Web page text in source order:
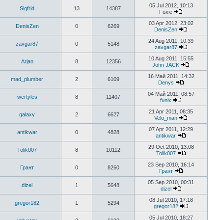
Sigfrid 13 14387
05 Jul 2012, 10:13
Foxie
DenisZen 0 6269
03 Apr 2012, 23:02
DenisZen
zavgar87 0 5148
24 Aug 2011, 10:39
zavgar87
Arjan 8 12356
10 Aug 2011, 15:55
John JACK
mad_plumber 2 6109
16 Май 2011, 14:32
Denys
wertyles 8 11407
04 Май 2011, 08:57
funix
galaxy 2 6627
21 Apr 2011, 08:35
Velo_man
antikwar 0 4828
07 Apr 2011, 12:29
antikwar
Tolik007 8 10112
29 Oct 2010, 13:08
Tolik007
Грант 0 8260
23 Sep 2010, 16:14
Грант
dizel 1 5648
05 Sep 2010, 00:31
dizel
gregor182 1 5294
08 Jul 2010, 17:18
gregor182
05 Jul 2010, 18:27